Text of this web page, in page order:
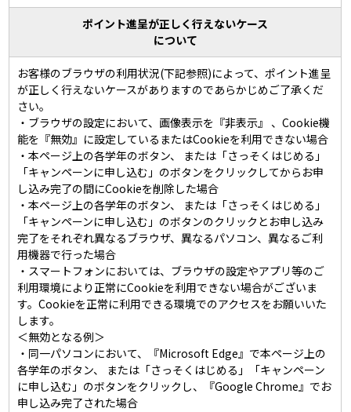
ポイント進呈が正しく行えないケース
について
お客様のブラウザの利用状況(下記参照)によって、ポイント進呈
が正しく行えないケースがありますのであらかじめご了承くだ
さい。
・ブラウザの設定において、画像表示を『非表示』 、Cookie機
能を『無効』に設定しているまたはCookieを利用できない場合
・本ページ上の各学年のボタン、 または「さっそくはじめる」
「キャンペーンに申し込む」のボタンをクリックしてからお申
し込み完了の間にCookieを削除した場合
・本ページ上の各学年のボタン、 または「さっそくはじめる」
「キャンペーンに申し込む」のボタンのクリックとお申し込み
完了をそれぞれ異なるブラウザ、異なるパソコン、異なるご利
用機器で行った場合
・スマートフォンにおいては、ブラウザの設定やアプリ等のご
利用環境により正常にCookieを利用できない場合がございま
す。Cookieを正常に利用できる環境でのアクセスをお願いいた
します。
＜無効となる例＞
・同一パソコンにおいて、『Microsoft Edge』で本ページ上の
各学年のボタン、 または「さっそくはじめる」「キャンペーン
に申し込む」のボタンをクリックし、『Google Chrome』でお
申し込み完了された場合